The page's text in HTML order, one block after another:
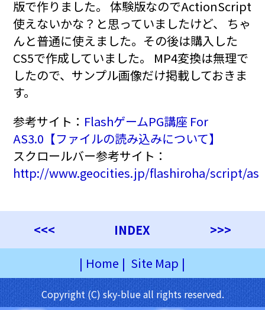
版で作りました。 体験版なのでActionScript
使えないかな？と思っていましたけど、 ちゃ
んと普通に使えました。その後は購入した
CS5で作成していました。 MP4変換は無理で
したので、サンプル画像だけ掲載しておきま
す。
参考サイト： FlashゲームPG講座 For
AS3.0【ファイルの読み込みについて】
スクロールバー参考サイト：
http://www.geocities.jp/flashiroha/script/
<<< INDEX
>>>
| Home | Site Map |
Copyright (C) sky-blue all rights reserved.